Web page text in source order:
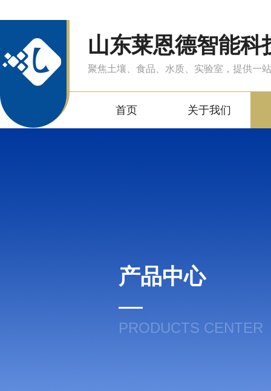
山东莱恩德智能科
聚焦土壤、食品、水质、实验室，提供一
首页 关于我们
产品中心
PRODUCTS CENTER